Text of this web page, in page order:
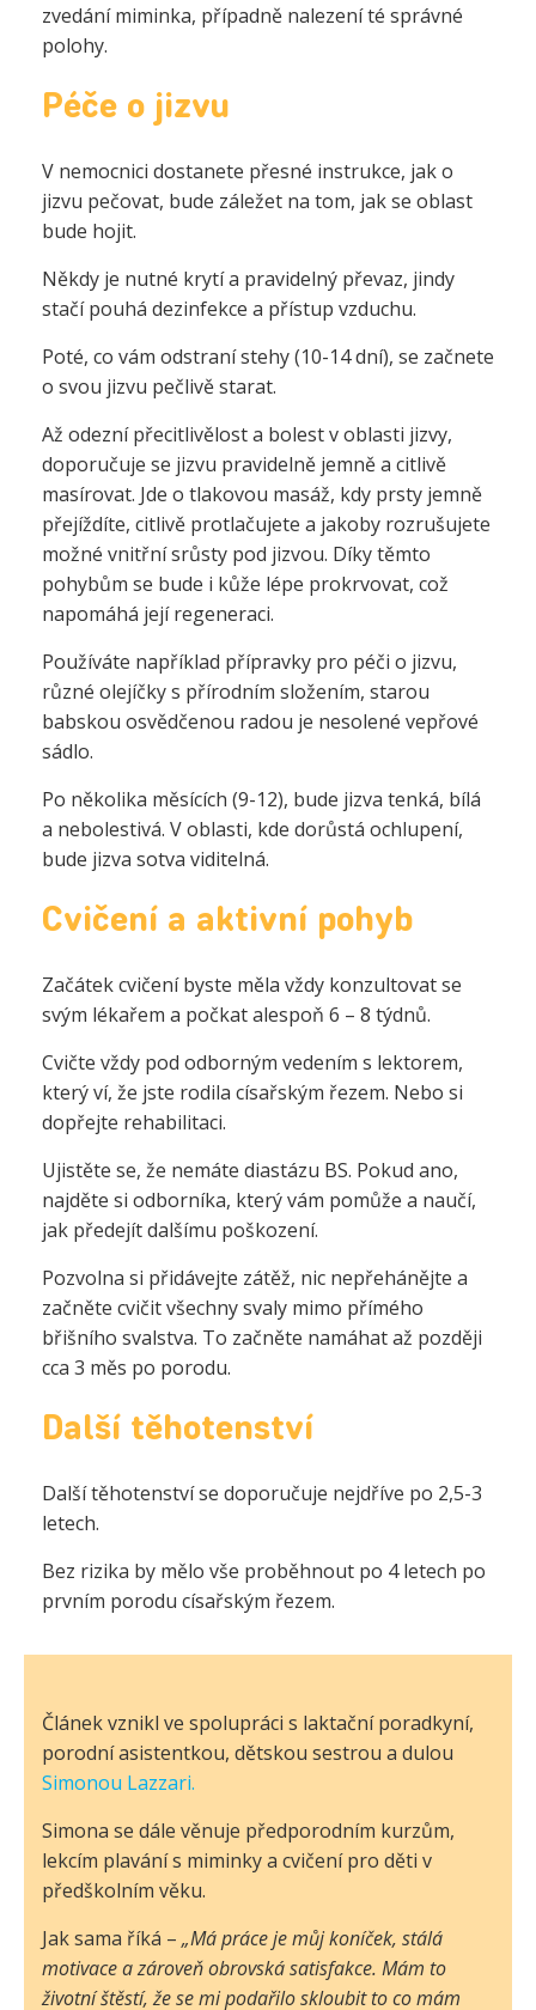
zvedání miminka, případně nalezení té správné
polohy.
Péče o jizvu
V nemocnici dostanete přesné instrukce, jak o
jizvu pečovat, bude záležet na tom, jak se oblast
bude hojit.
Někdy je nutné krytí a pravidelný převaz, jindy
stačí pouhá dezinfekce a přístup vzduchu.
Poté, co vám odstraní stehy (10-14 dní), se začnete
o svou jizvu pečlivě starat.
Až odezní přecitlivělost a bolest v oblasti jizvy,
doporučuje se jizvu pravidelně jemně a citlivě
masírovat. Jde o tlakovou masáž, kdy prsty jemně
přejíždíte, citlivě protlačujete a jakoby rozrušujete
možné vnitřní srůsty pod jizvou. Díky těmto
pohybům se bude i kůže lépe prokrvovat, což
napomáhá její regeneraci.
Používáte například přípravky pro péči o jizvu,
různé olejíčky s přírodním složením, starou
babskou osvědčenou radou je nesolené vepřové
sádlo.
Po několika měsících (9-12), bude jizva tenká, bílá
a nebolestivá. V oblasti, kde dorůstá ochlupení,
bude jizva sotva viditelná.
Cvičení a aktivní pohyb
Začátek cvičení byste měla vždy konzultovat se
svým lékařem a počkat alespoň 6 – 8 týdnů.
Cvičte vždy pod odborným vedením s lektorem,
který ví, že jste rodila císařským řezem. Nebo si
dopřejte rehabilitaci.
Ujistěte se, že nemáte diastázu BS. Pokud ano,
najděte si odborníka, který vám pomůže a naučí,
jak předejít dalšímu poškození.
Pozvolna si přidávejte zátěž, nic nepřehánějte a
začněte cvičit všechny svaly mimo přímého
břišního svalstva. To začněte namáhat až později
cca 3 měs po porodu.
Další těhotenství
Další těhotenství se doporučuje nejdříve po 2,5-3
letech.
Bez rizika by mělo vše proběhnout po 4 letech po
prvním porodu císařským řezem.
Článek vznikl ve spolupráci s laktační poradkyní,
porodní asistentkou, dětskou sestrou a dulou
Simonou Lazzari.
Simona se dále věnuje předporodním kurzům,
lekcím plavání s miminky a cvičení pro děti v
předškolním věku.
Jak sama říká – „Má práce je můj koníček, stálá
motivace a zároveň obrovská satisfakce. Mám to
životní štěstí, že se mi podařilo skloubit to co mám